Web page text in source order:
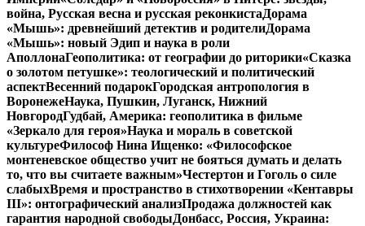
война, Русская весна и русская реконкистаДорама
«Мышь»: древнейший детектив и родителиДорама
«Мышь»: новый Эдип и наука в роли
АполлонаГеополитика: от географии до риторики«Сказка
о золотом петушке»: теологический и политический
аспектВесенний подарокГородская антропология в
ВоронежеНаука, Пушкин, Луганск, Нижний
НовгородГудбай, Америка: геополитика в фильме
«Зеркало для героя»Наука и мораль в советской
культуреФилософ Нина Ищенко: «Философское
монтеневское общество учит не бояться думать и делать
то, что вы считаете важным»Честертон и Гоголь о силе
слабыхВремя и пространство в стихотворении «Кентавры
III»: онтографический анализПродажа должностей как
гарантия народной свободыДонбасс, Россия, Украина: